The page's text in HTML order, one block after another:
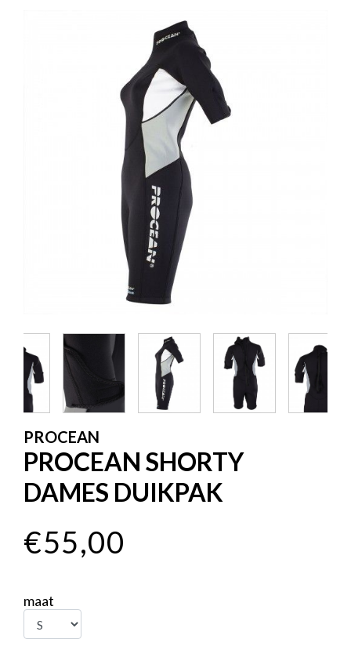
PROCEAN
PROCEAN SHORTY
DAMES DUIKPAK
€55,00
maat